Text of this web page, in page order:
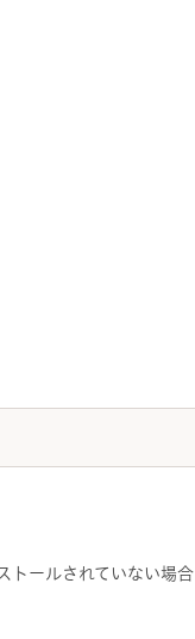
トールされていない場合